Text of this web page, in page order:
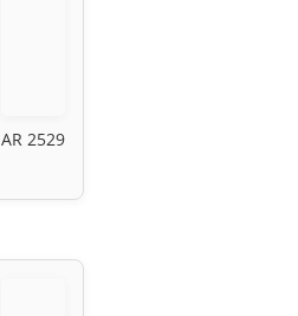
AR 2529